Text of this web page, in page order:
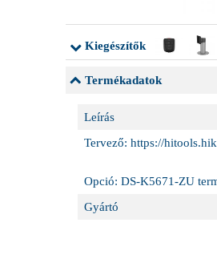
Kiegészítők
Termékadatok
Leírás
Tervező: https://
Opció: DS-K5671-ZU
Gyártó